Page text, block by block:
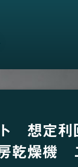
想定
乾燥機